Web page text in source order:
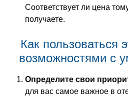
Соответствует ли цена
получаете.
Как пользоваться
возможностями с
Определите свои
для вас самое важное в